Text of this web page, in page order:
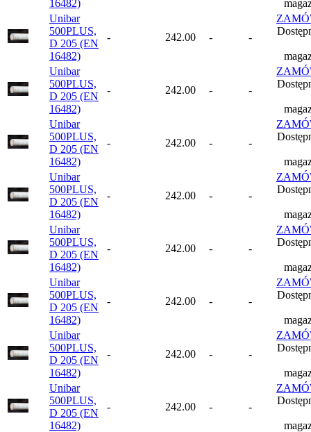
16482)
Unibar
500PLUS,
D 205 (EN
16482)
- 242.00 - -
Unibar
500PLUS,
D 205 (EN
16482)
- 242.00 - -
Unibar
500PLUS,
D 205 (EN
16482)
- 242.00 - -
Unibar
500PLUS,
D 205 (EN
16482)
- 242.00 - -
Unibar
500PLUS,
D 205 (EN
16482)
- 242.00 - -
Unibar
500PLUS,
D 205 (EN
16482)
- 242.00 - -
Unibar
500PLUS,
D 205 (EN
16482)
- 242.00 - -
Unibar
500PLUS,
D 205 (EN
16482)
- 242.00 - -